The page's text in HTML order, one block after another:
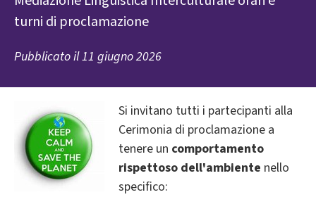
turni di proclamazione
Pubblicato il11 giugno 2026
Si invitano tutti i partecipanti alla
Cerimonia di proclamazione a
tenere un comportamento
rispettoso dell'ambiente nello
specifico: